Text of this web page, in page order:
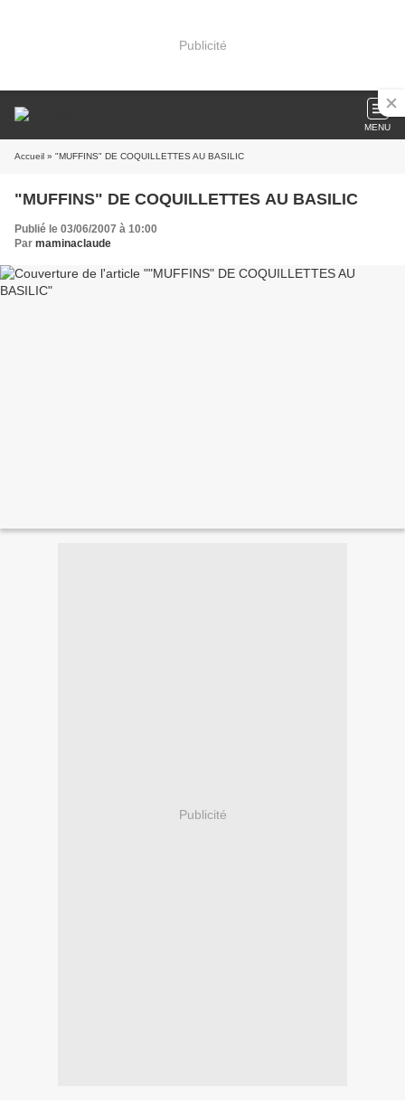
Publicité
MENU
Accueil » "MUFFINS" DE COQUILLETTES AU BASILIC
"MUFFINS" DE COQUILLETTES AU BASILIC
Publié le 03/06/2007 à 10:00
Par maminaclaude
Publicité